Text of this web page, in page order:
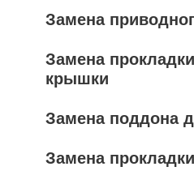
Замена
Замена
крышки
Замена поддона
Замена